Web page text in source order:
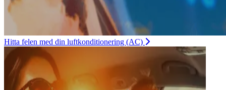
Hitta felen med din luftkonditionering (AC)